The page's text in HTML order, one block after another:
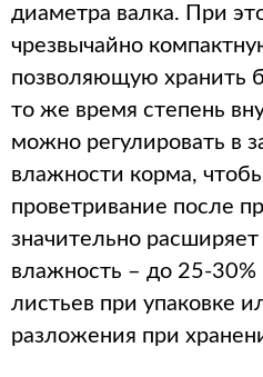
диаметра валка. При
чрезвычайно
позволяющую хранить
то же время степень
можно регулировать в
влажности корма,
проветривание после
значительно
влажность – до 25-30%
листьев при упаковке
разложения при